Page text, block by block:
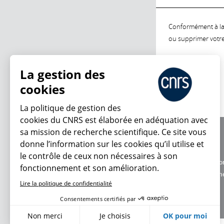
Conformément à
ou supprimer
Charte
Données
La gestion des
cookies
La politique de gestion des
cookies du CNRS est élaborée en adéquation avec
sa mission de recherche scientifique. Ce site vous
donne l’information sur les cookies qu’il utilise et
le contrôle de ceux non nécessaires à son
fonctionnement et son amélioration.
Lire la politique de confidentialité
Consentements certifiés par
Non merci Je choisis OK pour moi